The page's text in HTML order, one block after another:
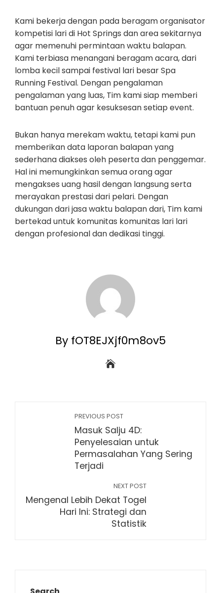
Kami bekerja dengan pada beragam organisator
kompetisi lari di Hot Springs dan area sekitarnya
agar memenuhi permintaan waktu balapan.
Kami terbiasa menangani beragam acara, dari
lomba kecil sampai festival lari besar Spa
Running Festival. Dengan pengalaman
pengalaman yang luas, Tim kami siap memberi
bantuan penuh agar kesuksesan setiap event.
Bukan hanya merekam waktu, tetapi kami pun
memberikan data laporan balapan yang
sederhana diakses oleh peserta dan penggemar.
Hal ini memungkinkan semua orang agar
mengakses uang hasil dengan langsung serta
merayakan prestasi dari pelari. Dengan
dukungan dari jasa waktu balapan dari, Tim kami
bertekad untuk komunitas komunitas lari lari
dengan profesional dan dedikasi tinggi.
By fOT8EJXjf0m8ov5
PREVIOUS POST
Masuk Salju 4D:
Penyelesaian untuk
Permasalahan Yang Sering
Terjadi
NEXT POST
Mengenal Lebih Dekat Togel
Hari Ini: Strategi dan
Statistik